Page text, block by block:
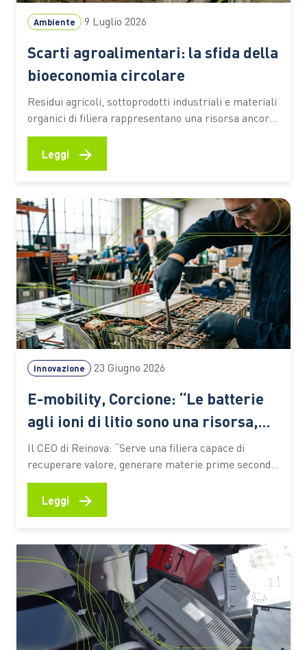
Ambiente 9 Luglio 2026
Scarti agroalimentari: la sfida della
bioeconomia circolare
Residui agricoli, sottoprodotti industriali e materiali
organici di filiera rappresentano una risorsa ancora
sottoutilizzata. Secondo una stima dell’Università
Cattolica, circa il 70% resta fuori da percorsi di
lascia dietro di sé una grande quantità di residui.
Paglia, potature,…
Leggi →
Innovazione 23 Giugno 2026
E-mobility, Corcione: “Le batterie
agli ioni di litio sono una risorsa,
non un rifiuto”
Il CEO di Reinova: “Serve una filiera capace di
recuperare valore, generare materie prime seconde
e preparare il Paese alle sfide della transizione
energetica. Le competenze saranno il fattore
automotive e pone nuove sfide lungo l’intero ciclo di
vita dei veicoli.…
Leggi →